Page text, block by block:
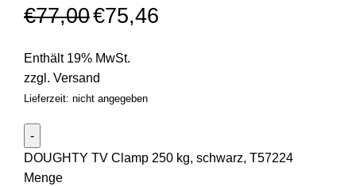
€77,00€75,46
Enthält 19% MwSt.
zzgl. Versand
Lieferzeit: nicht angegeben
DOUGHTY TV Clamp 250 kg, schwarz, T57224
Menge